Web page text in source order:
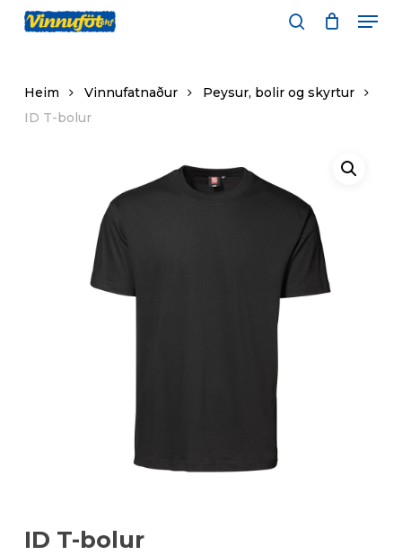
Skip
Heim Vinnufatnaður
Peysur, bolir og skyrtur
ID T-bolur
ID T-bolur